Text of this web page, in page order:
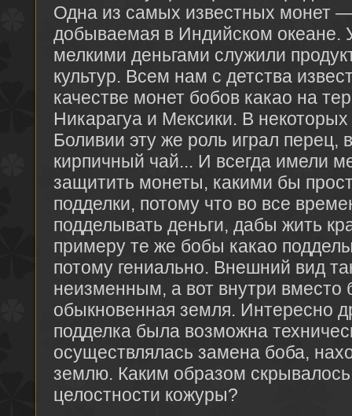
Одна из самых известных монет
добываемая в Индийском океане.
мелкими деньгами служили
культур. Всем нам с детства
качестве монет бобов какао на
Никарагуа и Мексики. В
Боливии эту же роль играл
кирпичный чай... И всегда имели
защитить монеты, какими бы
подделки, потому что во все
подделывать деньги, дабы жить
примеру те же бобы какао
потому гениально. Внешний вид
неизменным, а вот внутри вместо
обыкновенная земля. Интересно
подделка была возможна
осуществлялась замена боба,
землю. Каким образом
целостности кожуры?